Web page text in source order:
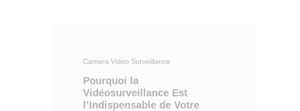
Camera Video Surveillance
Pourquoi la
Vidéosurveillance Est
l’Indispensable de Votre